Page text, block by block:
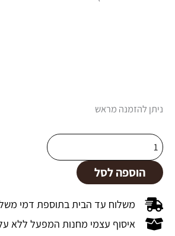
ניתן להזמנה מראש
כמות
עמוד
מחורץ
לגדר
הסתרה
חלקית
הוספה לסל
משלוח עד הבית בתוספת דמי
איסוף עצמי מחנות המפעל ללא